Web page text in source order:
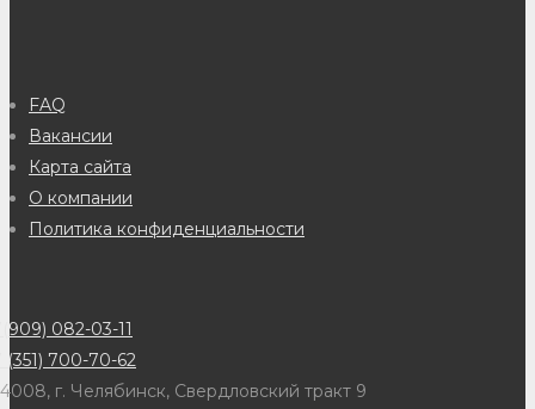
FAQ
Вакансии
Карта сайта
О компании
Политика конфиденциальности
082-03-11
(351) 700-70-62
г. Челябинск, Свердловский тракт 9